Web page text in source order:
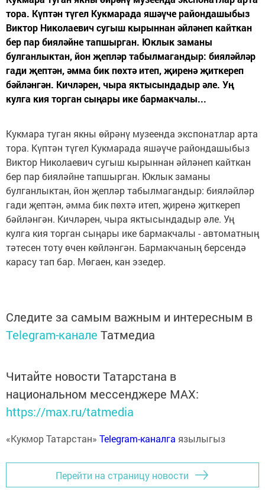
тора. Күптән түгел Кукмарада яшәүче райондашыбыз
Виктор Николаевич сугыш кырыннан әйләнеп кайткан
бер пар бияләйне тапшырган. Юклык заманы
булганлыктан, йон җепләр табылмагандыр: бияләйләр
гади җептән, әмма бик пөхтә итеп, җиренә җиткереп
бәйләнгән. Кичләрен, чыра яктысындадыр әле. Уң
кулга кия торган сыңары ике бармакчалы...
Кукмара туган якны өйрәнү музеенда экспонатлар арта
тора. Күптән түгел Кукмарада яшәүче райондашыбыз
Виктор Николаевич сугыш кырыннан әйләнеп кайткан
бер пар бияләйне тапшырган. Юклык заманы
булганлыктан, йон җепләр табылмагандыр: бияләйләр
гади җептән, әмма бик пөхтә итеп, җиренә җиткереп
бәйләнгән. Кичләрен, чыра яктысындадыр әле. Уң
кулга кия торган сыңары ике бармакчалы - автоматның
тәтесен тоту өчен көйләнгән. Бармакчаның берсендә
карасу тап бар. Мөгаен, кан эзедер.
Следите за самым важным и интересным в
Telegram-канале Татмедиа
Читайте новости Татарстана в
национальном мессенджере MАХ:
https://max.ru/tatmedia
«Кукмор Татарстан» Telegram-каналга язылыгыз
Перейти на страницу новости